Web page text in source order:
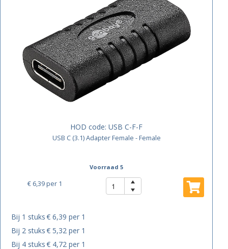
HOD code: USB C-F-F
USB C (3.1) Adapter Female - Female
Voorraad 5
€ 6,39per 1
Bij 1 stuks€ 6,39 per 1
Bij 2 stuks€ 5,32 per 1
Bij 4 stuks€ 4,72 per 1